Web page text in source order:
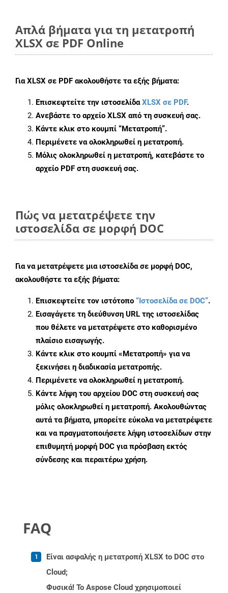
Απλά βήματα για τη μετατροπή
XLSX σε PDF Online
ΓιαXLSX σε PDF ακολουθήστε τα εξής βήματα:
Επισκεφτείτε την ιστοσελίδαXLSX σε PDF.
Ανεβάστε το αρχείο XLSX από τη συσκευή σας.
Κάντε κλικ στο κουμπί “Μετατροπή”.
Περιμένετε να ολοκληρωθεί η μετατροπή.
Μόλις ολοκληρωθεί η μετατροπή, κατεβάστε το
αρχείο PDF στη συσκευή σας.
Πώς να μετατρέψετε την
ιστοσελίδα σε μορφή DOC
Για να μετατρέψετε μια ιστοσελίδα σε μορφή DOC,
ακολουθήστε τα εξής βήματα:
Επισκεφτείτε τον ιστότοπο “Ιστοσελίδα σε DOC”.
Εισαγάγετε τη διεύθυνση URL της ιστοσελίδας
που θέλετε να μετατρέψετε στο καθορισμένο
πλαίσιο εισαγωγής.
Κάντε κλικ στο κουμπί «Μετατροπή» για να
ξεκινήσει η διαδικασία μετατροπής.
Περιμένετε να ολοκληρωθεί η μετατροπή.
Κάντε λήψη του αρχείου DOC στη συσκευή σας
μόλις ολοκληρωθεί η μετατροπή. Ακολουθώντας
αυτά τα βήματα, μπορείτε εύκολα να μετατρέψετε
και να πραγματοποιήσετε λήψη ιστοσελίδων στην
επιθυμητή μορφή DOC για πρόσβαση εκτός
σύνδεσης και περαιτέρω χρήση.
FAQ
Είναι ασφαλής η μετατροπή XLSX to DOC στο
Cloud;
Φυσικά! Το Aspose Cloud χρησιμοποιεί